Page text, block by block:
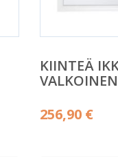
KIINTEÄ
VALKOINEN
256,90 €